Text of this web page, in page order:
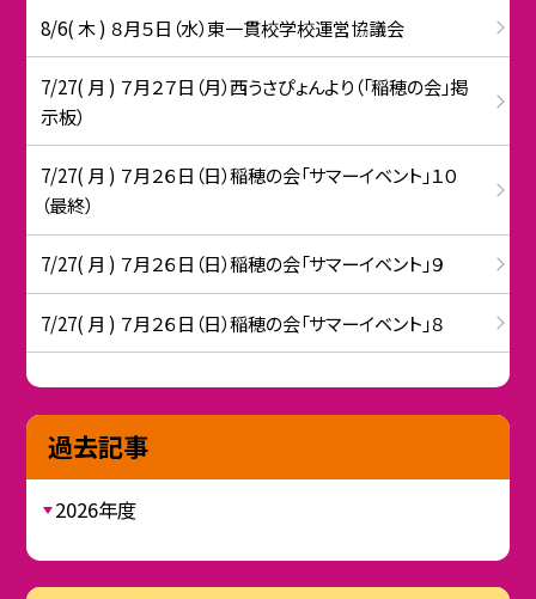
8/6( 木 ) ８月５日（水）東一貫校学校運営協議会
7/27( 月 ) ７月２７日（月）西うさぴょんより（「稲穂の会」掲
示板）
7/27( 月 ) ７月２６日（日）稲穂の会「サマーイベント」１０
（最終）
7/27( 月 ) ７月２６日（日）稲穂の会「サマーイベント」９
7/27( 月 ) ７月２６日（日）稲穂の会「サマーイベント」８
過去記事
2026年度